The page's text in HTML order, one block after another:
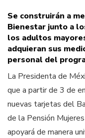
Se construirán a
Bienestar junto a
los adultos
adquieran sus
personal del
La Presidenta de
que a partir de 3 de
nuevas tarjetas del
de la Pensión
apoyará de manera